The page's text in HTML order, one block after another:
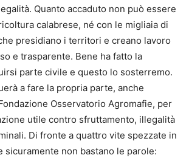
Quanto accaduto non può essere
calabrese, né con le migliaia di
presidiano i territori e creano lavoro
e trasparente. Bene ha fatto la
parte civile e questo lo sosterremo.
a fare la propria parte, anche
Osservatorio Agromafie, per
utile contro sfruttamento, illegalità
Di fronte a quattro vite spezzate in
sicuramente non bastano le parole: